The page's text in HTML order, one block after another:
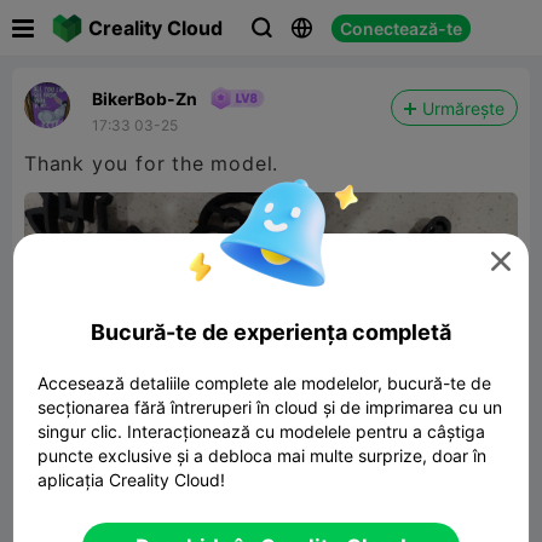
Creality Cloud   Conectează-te
BikerBob-Zn
17:33 03-25
Urmărește
Thank you for the model.
COOKIES - FONDANT - PLAYDOUGH

Bucură-te de experiența completă
Accesează detaliile complete ale modelelor, bucură-te de
secționarea fără întreruperi în cloud și de imprimarea cu un
singur clic. Interacționează cu modelele pentru a câștiga
puncte exclusive și a debloca mai multe surprize, doar în
aplicația Creality Cloud!